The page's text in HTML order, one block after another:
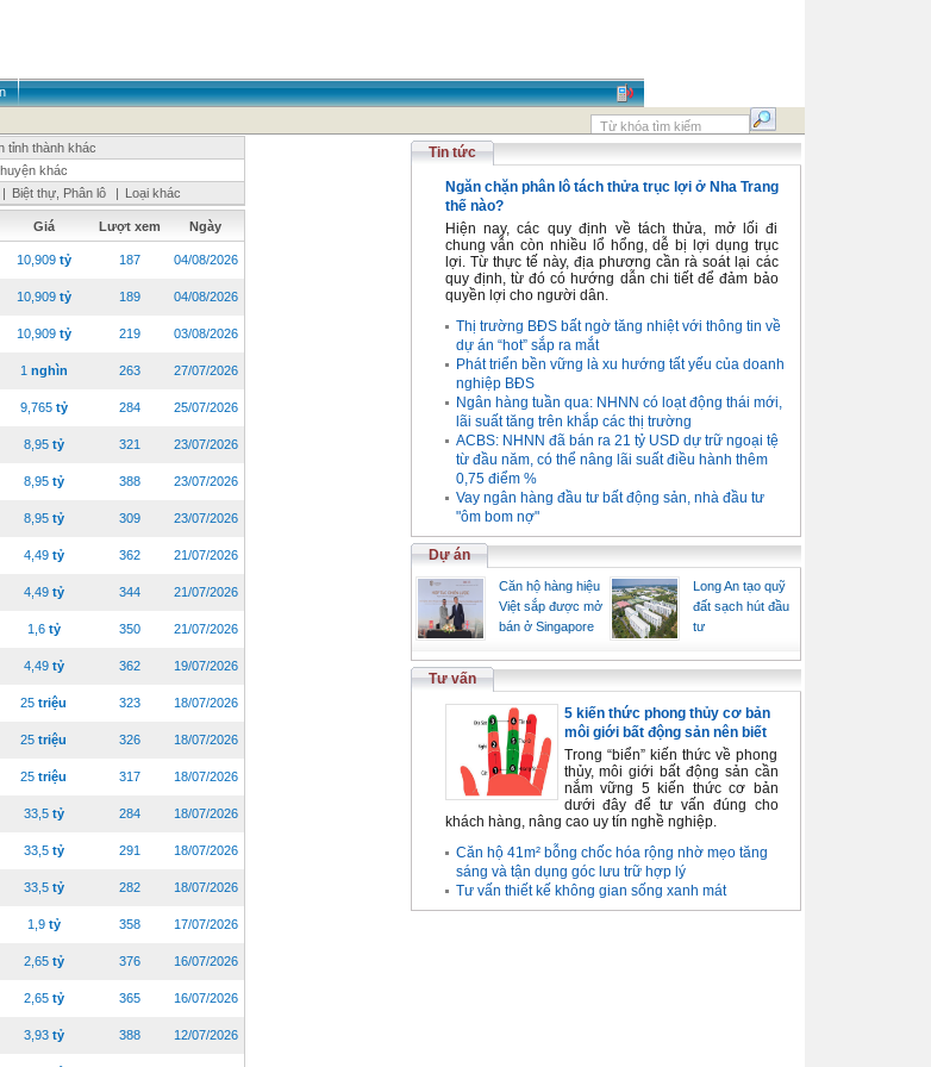
tỉnh thành khác
khác
| Biệt thự, Phân lô | Loại khác
Giá Lượt xem Ngày
10,909 tỷ 187 04/08/2026
10,909 tỷ 189 04/08/2026
10,909 tỷ 219 03/08/2026
1 nghìn 263 27/07/2026
9,765 tỷ 284 25/07/2026
8,95 tỷ 321 23/07/2026
8,95 tỷ 388 23/07/2026
8,95 tỷ 309 23/07/2026
4,49 tỷ 362 21/07/2026
4,49 tỷ 344 21/07/2026
1,6 tỷ 350 21/07/2026
4,49 tỷ 362 19/07/2026
25 triệu 323 18/07/2026
25 triệu 326 18/07/2026
25 triệu 317 18/07/2026
33,5 tỷ 284 18/07/2026
33,5 tỷ 291 18/07/2026
33,5 tỷ 282 18/07/2026
1,9 tỷ 358 17/07/2026
2,65 tỷ 376 16/07/2026
2,65 tỷ 365 16/07/2026
3,93 tỷ 388 12/07/2026
Tin tức
Ngăn chặn phân lô tách thửa trục lợi ở Nha Trang
thế nào?
Hiện nay, các quy định về tách thửa, mở lối đi
chung vẫn còn nhiều lổ hổng, dễ bị lợi dụng trục
lợi. Từ thực tế này, địa phương cần rà soát lại các
quy định, từ đó có hướng dẫn chi tiết để đảm bảo
quyền lợi cho người dân.
Thị trường BĐS bất ngờ tăng nhiệt với thông tin về
dự án “hot” sắp ra mắt
Phát triển bền vững là xu hướng tất yếu của doanh
nghiệp BĐS
Ngân hàng tuần qua: NHNN có loạt động thái mới,
lãi suất tăng trên khắp các thị trường
ACBS: NHNN đã bán ra 21 tỷ USD dự trữ ngoại tệ
từ đầu năm, có thể nâng lãi suất điều hành thêm
0,75 điểm %
Vay ngân hàng đầu tư bất động sản, nhà đầu tư
"ôm bom nợ"
Dự án
Căn hộ hàng hiệu
Việt sắp được mở
bán ở Singapore
Long An tạo quỹ
đất sạch hút đầu
tư
Tư vấn
5 kiến thức phong thủy cơ bản
môi giới bất động sản nên biết
Trong “biển” kiến thức về phong
thủy, môi giới bất động sản cần
nắm vững 5 kiến thức cơ bản
dưới đây để tư vấn đúng cho
khách hàng, nâng cao uy tín nghề nghiệp.
Căn hộ 41m² bỗng chốc hóa rộng nhờ mẹo tăng
sáng và tận dụng góc lưu trữ hợp lý
Tư vấn thiết kế không gian sống xanh mát